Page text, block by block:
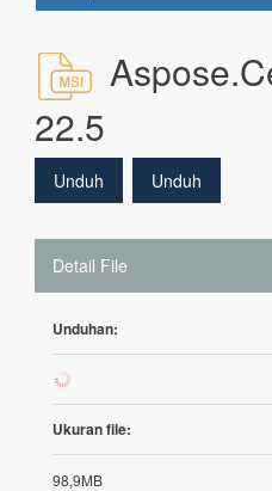
22.5
Unduh Unduh
Detail File
Unduhan:
8
Ukuran file:
98,9MB